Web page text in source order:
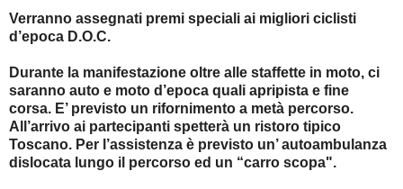
Verranno assegnati premi speciali ai migliori ciclisti
d’epoca D.O.C.
Durante la manifestazione oltre alle staffette in moto, ci
saranno auto e moto d’epoca quali apripista e fine
corsa. E’ previsto un rifornimento a metà percorso.
All’arrivo ai partecipanti spetterà un ristoro tipico
Toscano. Per l’assistenza è previsto un’ autoambulanza
dislocata lungo il percorso ed un “carro scopa".